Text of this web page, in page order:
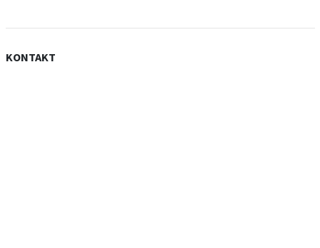
KONTAKT